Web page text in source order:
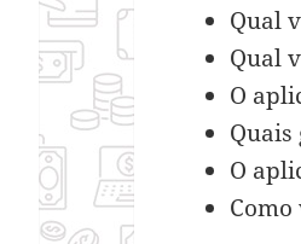
Qual
Qual
O
O